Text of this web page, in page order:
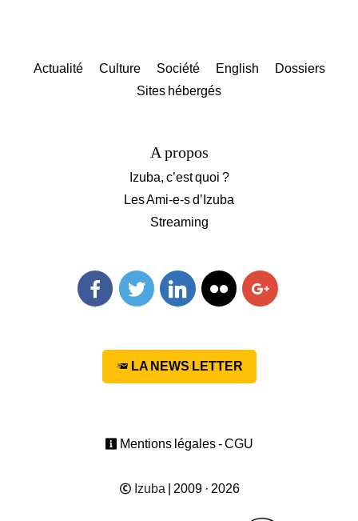
Actualité Culture Société English
Dossiers
Sites hébergés
A propos
Izuba, c’est quoi ?
Les Ami-e-s d’Izuba
Streaming
LA NEWS LETTER
Mentions légales - CGU
Izuba | 2009 · 2026